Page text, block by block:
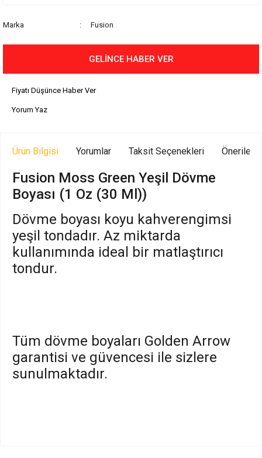
Marka Fusion
GELİNCE HABER VER
Fiyatı Düşünce Haber Ver
Yorum Yaz
Ürün Bilgisi Yorumlar Taksit Seçenekleri
Fusion Moss Green Yeşil Dövme
Boyası (1 Oz (30 Ml))
Dövme boyası koyu kahverengimsi
yeşil tondadır. Az miktarda
kullanımında ideal bir matlaştırıcı
tondur.
Tüm dövme boyaları Golden Arrow
garantisi ve güvencesi ile sizlere
sunulmaktadır.